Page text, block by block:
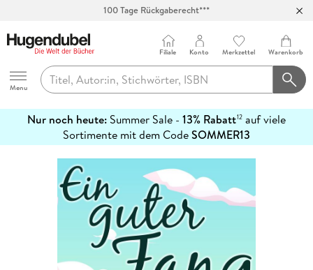
100 Tage Rückgaberecht***
Hugendubel
Menu
Filiale Konto Merkzettel Warenkorb
Nur noch heute: Summer Sale - 13% Rabatt12 auf viele
Sortimente mit dem CodeSOMMER13
erfahren